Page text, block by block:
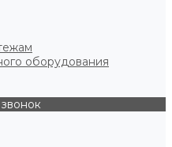
оборудования
звонок